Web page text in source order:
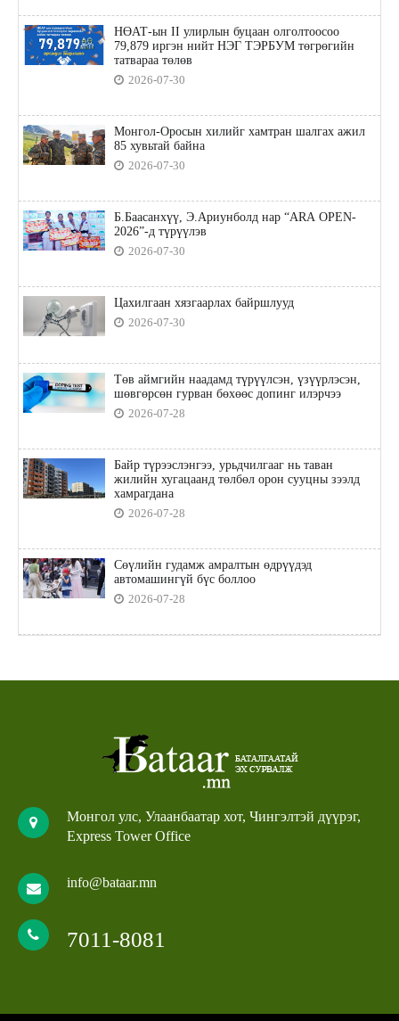
НӨАТ-ын II улирлын буцаан олголтоосоо
79,879 иргэн нийт НЭГ ТЭРБУМ төгрөгийн
татвараа төлөв
2026-07-30
Монгол-Оросын хилийг хамтран шалгах ажил
85 хувьтай байна
2026-07-30
Б.Баасанхүү, Э.Ариунболд нар “ARA OPEN-
2026”-д түрүүлэв
2026-07-30
Цахилгаан хязгаарлах байршлууд
2026-07-30
Төв аймгийн наадамд түрүүлсэн, үзүүрлэсэн,
шөвгөрсөн гурван бөхөөс допинг илэрчээ
2026-07-28
Байр түрээслэнгээ, урьдчилгааг нь таван
жилийн хугацаанд төлбөл орон сууцны зээлд
хамрагдана
2026-07-28
Сөүлийн гудамж амралтын өдрүүдэд
автомашингүй бүс боллоо
2026-07-28
Монгол улс, Улаанбаатар хот, Чингэлтэй дүүрэг,
Express Tower Office
info@bataar.mn
7011-8081